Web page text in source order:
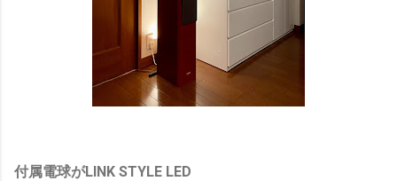
付属電球がLINK STYLE LED